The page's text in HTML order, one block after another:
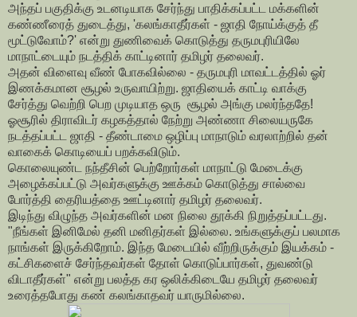
அந்தப் பகுதிக்கு உடனடியாக சேர்ந்து பாதிக்கப்பட்ட மக்களின்
கண்ணீரைத் துடைத்து, 'கலங்காதீர்கள் - ஜாதி நோய்க்குத் தீ
மூட்டுவோம்?' என்று துணிவைக் கொடுத்து தருமபுரியிலே
மாநாட்டையும் நடத்திக் காட்டினார் தமிழர் தலைவர்.
அதன் விளைவு வீண் போகவில்லை - தருமபுரி மாவட்டத்தில் ஓர்
இணக்கமான சூழல் உருவாயிற்று. ஜாதியைக் காட்டி வாக்கு
சேர்த்து வெற்றி பெற முடியாத ஒரு சூழல் அங்கு மலர்ந்ததே!
ஓசூரில் திராவிடர் கழகத்தால் நேற்று அண்ணா சிலையருகே
நடத்தப்பட்ட ஜாதி - தீண்டாமை ஒழிப்பு மாநாடும் வரலாற்றில் தன்
வாகைக் கொடியைப் பறக்கவிடும்.
கொலையுண்ட நந்தீசின் பெற்றோர்கள் மாநாட்டு மேடைக்கு
அழைக்கப்பட்டு அவர்களுக்கு ஊக்கம் கொடுத்து சால்வை
போர்த்தி தைரியத்தை ஊட்டினார் தமிழர் தலைவர்.
இடிந்து விழுந்த அவர்களின் மன நிலை தூக்கி நிறுத்தப்பட்டது.
"நீங்கள் இனிமேல் தனி மனிதர்கள் இல்லை. உங்களுக்குப் பலமாக
நாங்கள் இருக்கிறோம். இந்த மேடையில் வீற்றிருக்கும் இயக்கம் -
கட்சிகளைச் சேர்ந்தவர்கள் தோள் கொடுப்பார்கள், துவண்டு
விடாதீர்கள்" என்று பலத்த கர ஒலிக்கிடையே தமிழர் தலைவர்
உரைத்தபோது கண் கலங்காதவர் யாருமில்லை.